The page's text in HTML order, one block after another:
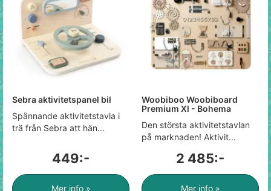
Sebra aktivitetspanel bil
Spännande aktivitetstavla i
trä från Sebra att hän...
449:-
Mer info »
Woobiboo Woobiboard
Premium Xl - Bohema
Den största aktivitetstavlan
på marknaden! Aktivit...
2 485:-
Mer info »